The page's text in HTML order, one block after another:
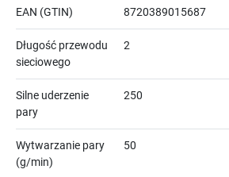
EAN (GTIN) 8720389015687
Długość przewodu
sieciowego
2
Silne uderzenie
pary
250
Wytwarzanie pary
(g/min)
50